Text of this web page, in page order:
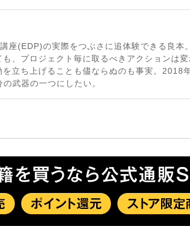
座(EDP)の実際をつぶさに追体験できる良本
、プロジェクト毎に取るべきアクションは
立ち上げることも儘ならぬのも事実。2018
武器の一つにしたい。